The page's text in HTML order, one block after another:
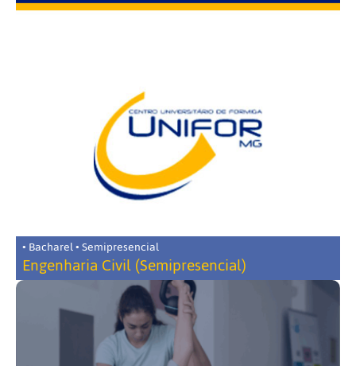
• Bacharel • Semipresencial
Engenharia Civil (Semipresencial)